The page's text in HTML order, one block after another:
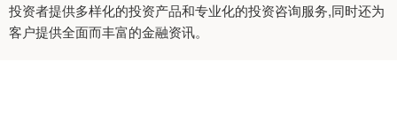
投资者提供多样化的投资产品和专业化的投资咨询服务,同时还为
客户提供全面而丰富的金融资讯。